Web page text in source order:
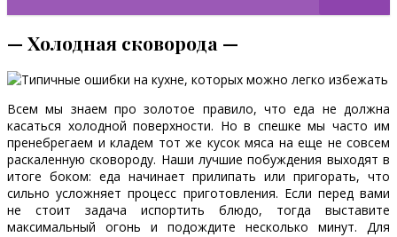
— Холодная сковорода —
Всем мы знаем про золотое правило, что еда не должна
касаться холодной поверхности. Но в спешке мы часто им
пренебрегаем и кладем тот же кусок мяса на еще не совсем
раскаленную сковороду. Наши лучшие побуждения выходят в
итоге боком: еда начинает прилипать или пригорать, что
сильно усложняет процесс приготовления. Если перед вами
не стоит задача испортить блюдо, тогда выставите
максимальный огонь и подождите несколько минут. Для